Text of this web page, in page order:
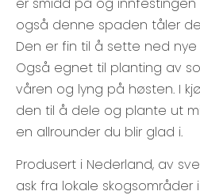
også denne spaden tåler
Den er fin til å sette ned nye
Også egnet til planting av
våren og lyng på høsten. I
den til å dele og plante ut
en allrounder du blir glad i.
Produsert i Nederland, av
ask fra lokale skogsområder